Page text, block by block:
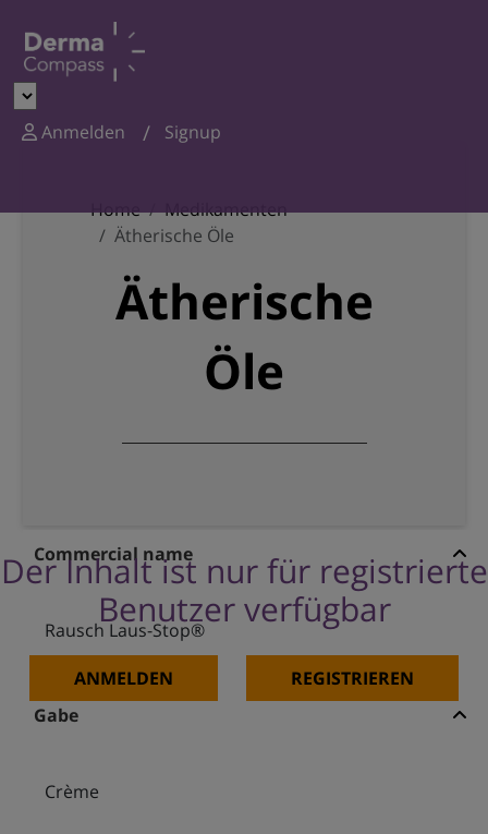
Anmelden Signup
Home
Medikamenten
Ätherische Öle
Ätherische
Öle
Der Inhalt ist nur für registrierte
Benutzer verfügbar
ANMELDEN REGISTRIEREN
Commercial name
Rausch Laus-Stop®
Gabe
Crème